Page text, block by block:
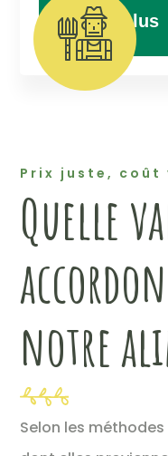
Lire plus
Prix juste, coût
Quelle
notre
Selon les